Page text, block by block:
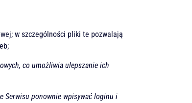
w szczególności pliki te pozwalają
co umożliwia ulepszanie ich
Serwisu ponownie wpisywać loginu i